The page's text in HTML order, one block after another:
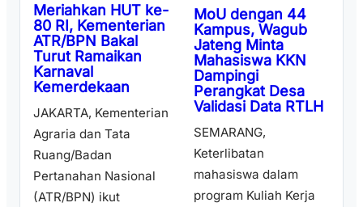
Meriahkan HUT ke-
80 RI, Kementerian
ATR/BPN Bakal
Turut Ramaikan
Karnaval
Kemerdekaan
JAKARTA, Kementerian
Agraria dan Tata
Ruang/Badan
Pertanahan Nasional
(ATR/BPN) ikut
MoU dengan 44
Kampus, Wagub
Jateng Minta
Mahasiswa KKN
Dampingi
Perangkat Desa
Validasi Data RTLH
SEMARANG,
Keterlibatan
mahasiswa dalam
program Kuliah Kerja